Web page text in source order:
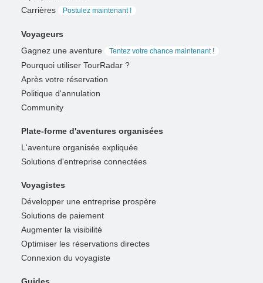
Carrières
Postulez maintenant !
Voyageurs
Gagnez une aventure
Tentez votre chance maintenant !
Pourquoi utiliser TourRadar ?
Après votre réservation
Politique d'annulation
Community
Plate-forme d'aventures organisées
L'aventure organisée expliquée
Solutions d'entreprise connectées
Voyagistes
Développer une entreprise prospère
Solutions de paiement
Augmenter la visibilité
Optimiser les réservations directes
Connexion du voyagiste